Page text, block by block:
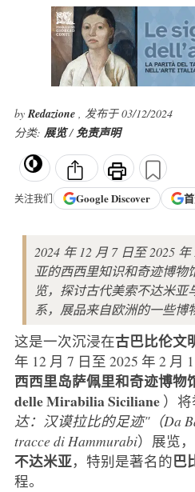
byRedazione , 发布于 03/12/2024
分类: 展览/免责声明
关注我们 GoogleDiscover
2024 年 12 月 7 日至 2025
亚的西西里知识和奇迹博物
览，探讨古代美索不达米亚
系，展品来自欧洲的一些博
这是一次沉浸在古巴比伦文
年 12 月 7 日至 2025 年 2 月
西西里岛萨佩里和奇迹博物
delle Mirabilia Siciliane ）
达：汉谟拉比的足迹"（Da
tracce di Hammurabi）展览
不达米亚，特别是著名的巴
程。